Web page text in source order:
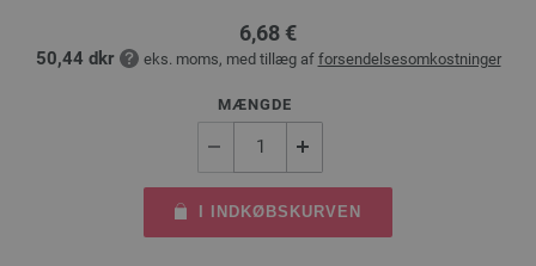
6,68 €
50,44 dkr eks. moms, med tillæg af forsendelsesomkostninger
MÆNGDE
I INDKØBSKURVEN